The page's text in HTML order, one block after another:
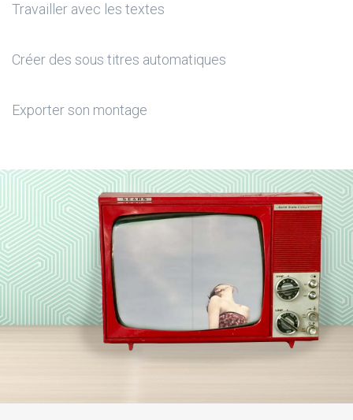
Travailler avec les textes
Créer des sous titres automatiques
Exporter son montage